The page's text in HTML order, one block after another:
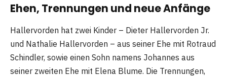
Ehen, Trennungen und neue Anfänge
Hallervorden hat zwei Kinder – Dieter Hallervorden Jr.
und Nathalie Hallervorden – aus seiner Ehe mit Rotraud
Schindler, sowie einen Sohn namens Johannes aus
seiner zweiten Ehe mit Elena Blume. Die Trennungen,